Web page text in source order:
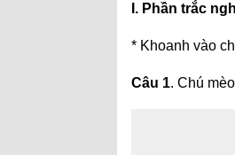
I. Phần trắc
* Khoanh vào
Câu 1. Chú